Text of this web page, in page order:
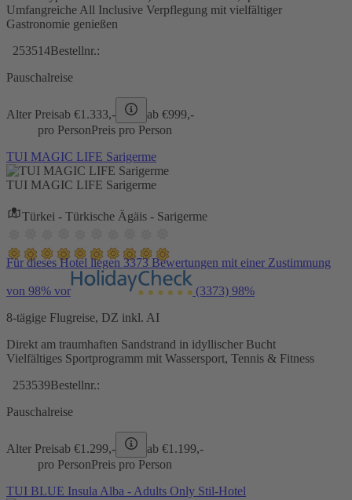
Umfangreiche All Inclusive Verpflegung mit vielfältiger
Gastronomie genießen
253514Bestellnr.:
Pauschalreise
Alter Preisab €1.333,- ab €999,-
pro PersonPreis pro Person
TUI MAGIC LIFE Sarigerme
TUI MAGIC LIFE Sarigerme
Türkei - Türkische Ägäis - Sarigerme
Für dieses Hotel liegen 3373 Bewertungen mit einer Zustimmung
von 98% vor (3373) 98%
8-tägige Flugreise, DZ inkl. AI
Direkt am traumhaften Sandstrand in idyllischer Bucht
Vielfältiges Sportprogramm mit Wassersport, Tennis & Fitness
253539Bestellnr.:
Pauschalreise
Alter Preisab €1.299,- ab €1.199,-
pro PersonPreis pro Person
TUI BLUE Insula Alba - Adults Only Stil-Hotel